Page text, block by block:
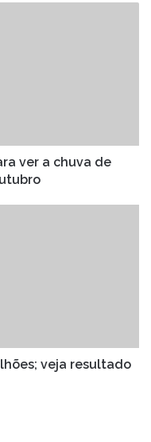
ver a chuva de
veja resultado